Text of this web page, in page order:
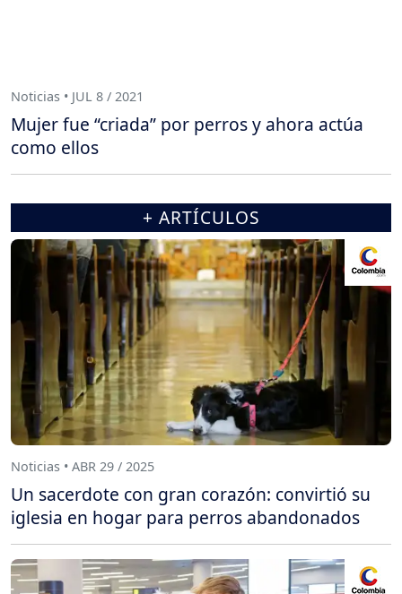
Noticias • JUL 8 / 2021
Mujer fue “criada” por perros y ahora actúa
como ellos
+ ARTÍCULOS
Noticias • ABR 29 / 2025
Un sacerdote con gran corazón: convirtió su
iglesia en hogar para perros abandonados